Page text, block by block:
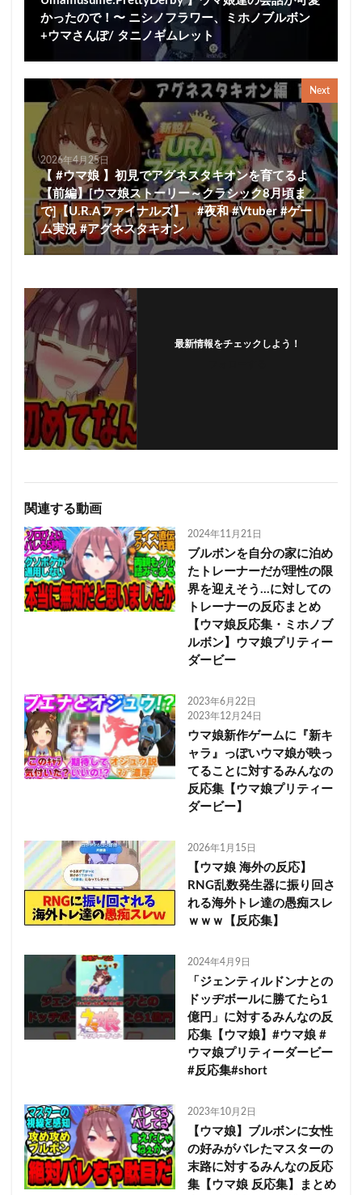
かったので！〜 ニシノフラワー、ミホノブルボン
+ウマさんぽ/ タニノギムレット
Next
2026年4月25日
【 #ウマ娘 】初見でアグネスタキオンを育てるよ
【前編】[ウマ娘ストーリー～クラシック8月頃ま
で]【U.R.Aファイナルズ】 #夜和 #Vtuber #ゲー
ム実況 #アグネスタキオン
最新情報をチェックしよう！
関連する動画
2024年11月21日
ブルボンを自分の家に泊め
たトレーナーだが理性の限
界を迎えそう…に対しての
トレーナーの反応まとめ
【ウマ娘反応集・ミホノブ
ルボン】ウマ娘プリティー
ダービー
2023年6月22日
2023年12月24日
ウマ娘新作ゲームに『新キ
ャラ』っぽいウマ娘が映っ
てることに対するみんなの
反応集【ウマ娘プリティー
ダービー】
2026年1月15日
【ウマ娘 海外の反応】
RNG乱数発生器に振り回さ
れる海外トレ達の愚痴スレ
ｗｗｗ【反応集】
2024年4月9日
「ジェンティルドンナとの
ドッヂボールに勝てたら1
億円」に対するみんなの反
応集【ウマ娘】#ウマ娘 #
ウマ娘プリティーダービー
#反応集#short
2023年10月2日
【ウマ娘】ブルボンに女性
の好みがバレたマスターの
末路に対するみんなの反応
集【ウマ娘 反応集】まとめ